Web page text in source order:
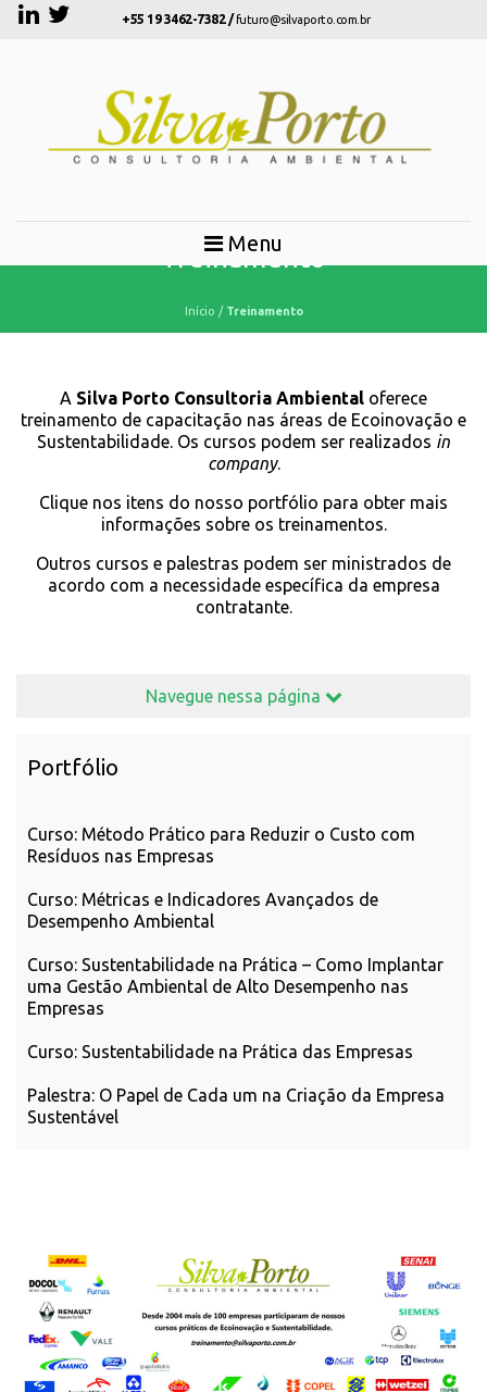
+55 19 3462-7382 /futuro@silvaporto.com.br
Menu
Treinamento
Início / Treinamento
A Silva Porto Consultoria Ambiental oferece
treinamento de capacitação nas áreas de Ecoinovação e
Sustentabilidade. Os cursos podem ser realizados in
company.
Clique nos itens do nosso portfólio para obter mais
informações sobre os treinamentos.
Outros cursos e palestras podem ser ministrados de
acordo com a necessidade específica da empresa
contratante.
Navegue nessa página
Portfólio
Curso: Método Prático para Reduzir o Custo com
Resíduos nas Empresas
Curso: Métricas e Indicadores Avançados de
Desempenho Ambiental
Curso: Sustentabilidade na Prática – Como Implantar
uma Gestão Ambiental de Alto Desempenho nas
Empresas
Curso: Sustentabilidade na Prática das Empresas
Palestra: O Papel de Cada um na Criação da Empresa
Sustentável